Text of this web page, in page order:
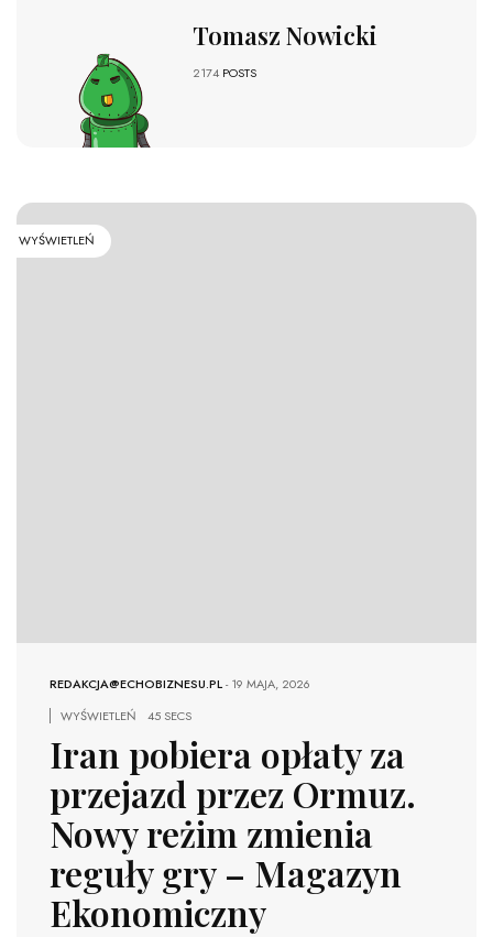
Tomasz Nowicki
2174 POSTS
WYŚWIETLEŃ
REDAKCJA@ECHOBIZNESU.PL-19 MAJA, 2026
WYŚWIETLEŃ
45 SECS
Iran pobiera opłaty za
przejazd przez Ormuz.
Nowy reżim zmienia
reguły gry – Magazyn
Ekonomiczny